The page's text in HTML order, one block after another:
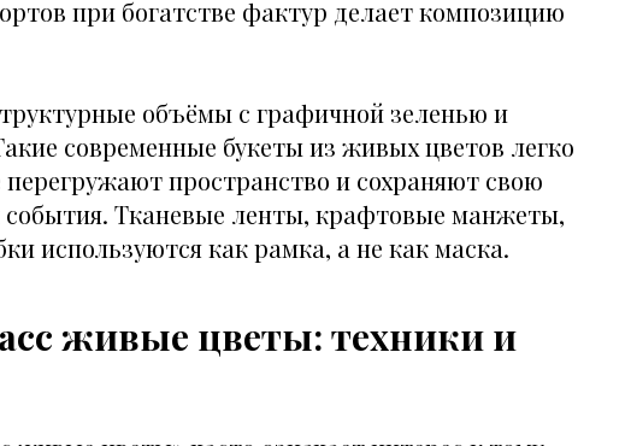
при богатстве фактур делает композицию
объёмы с графичной зеленью и
современные букеты из живых цветов легко
пространство и сохраняют свою
события. Тканевые ленты, крафтовые манжеты,
используются как рамка, а не как маска.
живые цветы: техники и